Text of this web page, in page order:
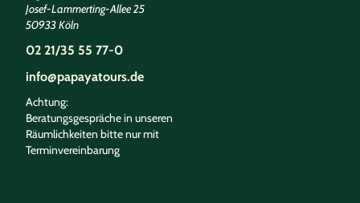
Josef-Lammerting-Allee 25
50933 Köln
02 21/35 55 77-0
info@papayatours.de
Achtung:
Beratungsgespräche in unseren
Räumlichkeiten bitte nur mit
Terminvereinbarung